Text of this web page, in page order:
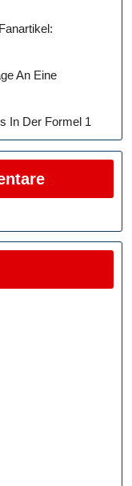
An Eine
In Der Formel 1